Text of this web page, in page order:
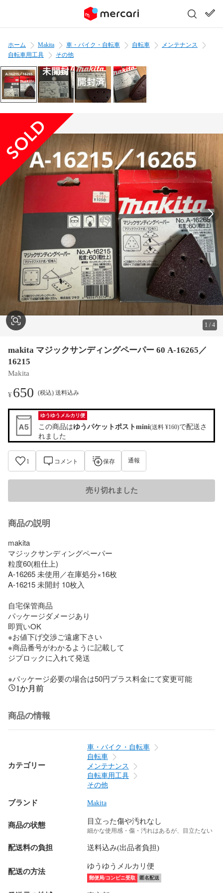
ホーム Makita 車・バイク・自転車 自転車
メンテナンス
自転車用工具
その他
1 /4
makita マジックサンディングペーパー 60 A-16265／
16215
Makita
¥650 (税込) 送料込み
ゆうゆうメルカリ便
この商品はゆうパケットポストmini(送料 ¥160)で配送さ
れました
1 コメント 保存 通報
売り切れました
商品の説明
makita
マジックサンディングペーパー
粒度60(粗仕上)
A-16265 未使用／在庫処分×16枚
A-16215 未開封 10枚入
自宅保管商品
パッケージダメージあり
即買いOK
※お値下げ交渉ご遠慮下さい
※商品番号がわかるように記載して
ジプロックに入れて発送
※パッケージ必要の場合は50円プラス料金にて変更可能
1か月前
商品の情報
カテゴリー
車・バイク・自転車
自転車
メンテナンス
自転車用工具
その他
ブランド Makita
商品の状態 目立った傷や汚れなし
細かな使用感・傷・汚れはあるが、目立たない
配送料の負担 送料込み(出品者負担)
配送の方法
ゆうゆうメルカリ便
郵便局/コンビニ受取 匿名配送